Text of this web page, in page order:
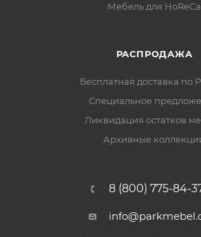
Мебель для HoReCa
РАСПРОДАЖА
Бесплатная доставка по
Специальное
Ликвидация остатков
Архивные
8 (800) 775-84-